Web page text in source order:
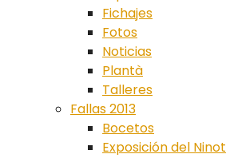
Fichajes
Fotos
Noticias
Plantà
Talleres
Fallas 2013
Bocetos
Exposición del Ninot